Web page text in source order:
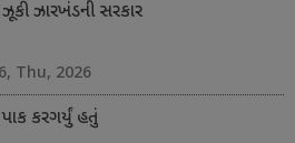
ઝૂકી ઝારખંડની સરકાર
Thu, 2026
પાક કરગર્યું હતું